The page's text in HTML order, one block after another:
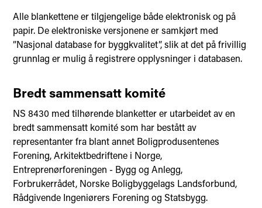
Alle blankettene er tilgjengelige både elektronisk og på
papir. De elektroniske versjonene er samkjørt med
”Nasjonal database for byggkvalitet”, slik at det på frivillig
grunnlag er mulig å registrere opplysninger i databasen.
Bredt sammensatt komité
NS 8430 med tilhørende blanketter er utarbeidet av en
bredt sammensatt komité som har bestått av
representanter fra blant annet Boligprodusentenes
Forening, Arkitektbedriftene i Norge,
Entreprenørforeningen - Bygg og Anlegg,
Forbrukerrådet, Norske Boligbyggelags Landsforbund,
Rådgivende Ingeniørers Forening og Statsbygg.